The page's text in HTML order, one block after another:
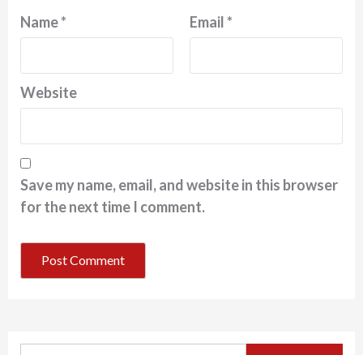
Name* Email*
Website
Save my name, email, and website in this browser
for the next time I comment.